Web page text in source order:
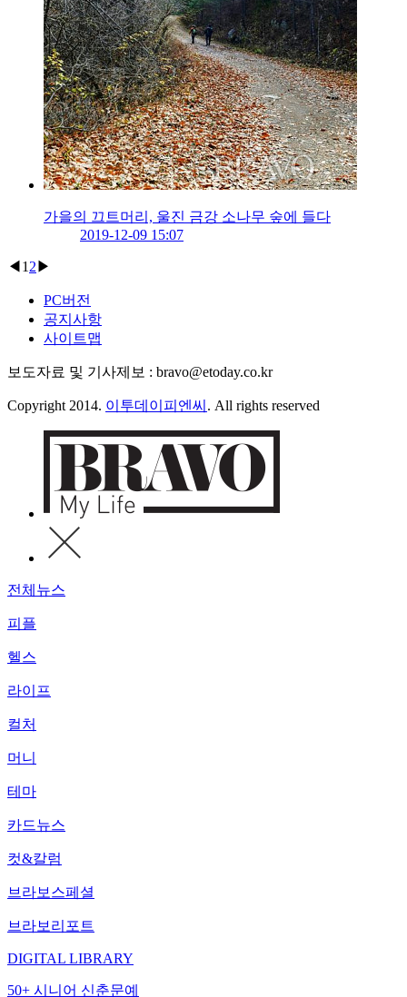
가을의 끄트머리, 울진 금강 소나무 숲에 들다
2019-12-09 15:07
◀ 1 2 ▶
PC버전
공지사항
사이트맵
보도자료 및 기사제보 : bravo@etoday.co.kr
Copyright 2014. 이투데이피엔씨 . All rights reserved
전체뉴스
피플
헬스
라이프
컬처
머니
테마
카드뉴스
컷&칼럼
브라보스페셜
브라보리포트
DIGITAL LIBRARY
50+ 시니어 신춘문예